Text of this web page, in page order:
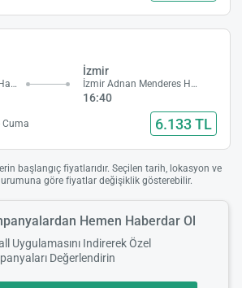
Şırnak Şerafettin Elçi Havalimanı
İzmir
İzmir Adnan Menderes Havalimanı
16:40
Cuma 6.133 TL
başlangıç fiyatlarıdır. Seçilen tarih, lokasyon ve
göre fiyatlar değişiklik gösterebilir.
Hemen Haberdar Ol
Uygulamasını Indirerek Özel
Değerlendirin